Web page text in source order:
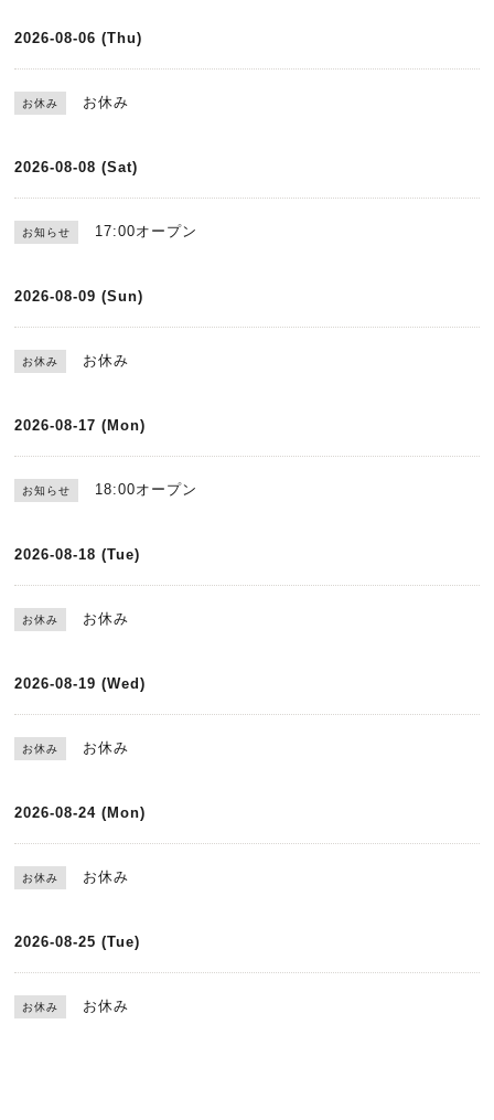
2026-08-06 (Thu)
お休み お休み
2026-08-08 (Sat)
お知らせ 17:00オープン
2026-08-09 (Sun)
お休み お休み
2026-08-17 (Mon)
お知らせ 18:00オープン
2026-08-18 (Tue)
お休み お休み
2026-08-19 (Wed)
お休み お休み
2026-08-24 (Mon)
お休み お休み
2026-08-25 (Tue)
お休み お休み